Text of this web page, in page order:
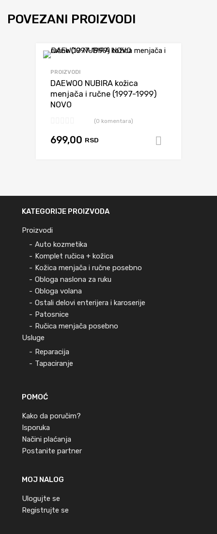
POVEZANI PROIZVODI
PROIZVODI
DAEWOO NUBIRA kožica
menjača i ručne (1997-1999)
NOVO
(0 komentara)
699,00 RSD
KATEGORIJE PROIZVODA
Proizvodi
Auto kozmetika
Komplet ručica + kožica
Kožica menjača i ručne posebno
Obloga naslona za ruku
Obloga volana
Ostali delovi enterijera i karoserije
Patosnice
Ručica menjača posebno
Usluge
Reparacija
Tapaciranje
POMOĆ
Kako da poručim?
Isporuka
Načini plaćanja
Postanite partner
MOJ NALOG
Ulogujte se
Registrujte se